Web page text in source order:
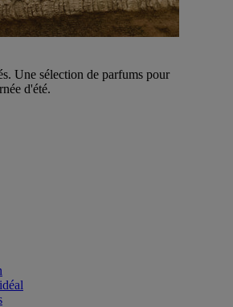
Une sélection de parfums pour
d'été.